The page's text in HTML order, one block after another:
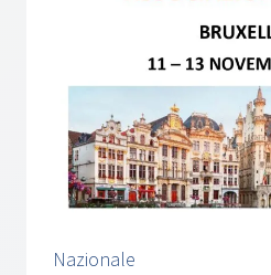
Nazionale